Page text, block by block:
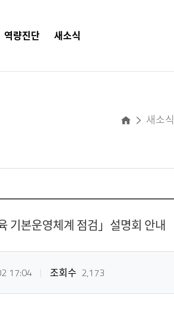
역량진단 새소식
새소식
기본운영체계 점검」설명회 안내
17:04 조회수 2,173